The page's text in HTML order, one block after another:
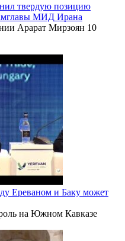
твердую позицию
МИД Ирана
Арарат Мирзоян 10
Ереваном и Баку может
на Южном Кавказе